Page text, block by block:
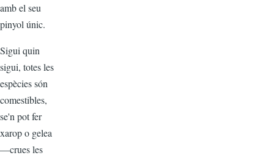
amb el seu
pinyol únic.
Sigui quin
sigui, totes les
espècies són
comestibles,
se'n pot fer
xarop o gelea
—crues les